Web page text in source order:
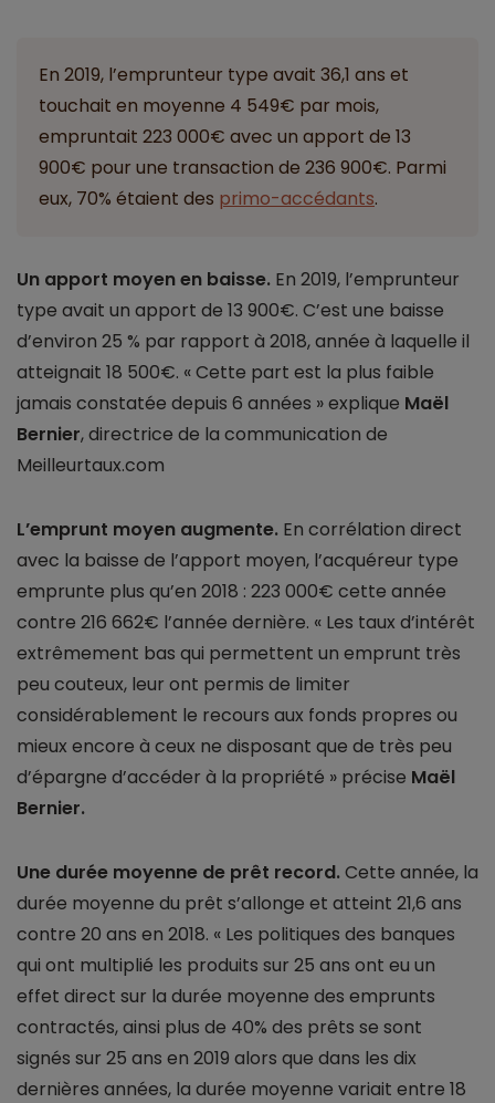
En 2019, l’emprunteur type avait 36,1 ans et
touchait en moyenne 4 549€ par mois,
empruntait 223 000€ avec un apport de 13
900€ pour une transaction de 236 900€. Parmi
eux, 70% étaient des primo-accédants.
Un apport moyen en baisse. En 2019, l’emprunteur
type avait un apport de 13 900€. C’est une baisse
d’environ 25 % par rapport à 2018, année à laquelle il
atteignait 18 500€. « Cette part est la plus faible
jamais constatée depuis 6 années » explique Maël
Bernier, directrice de la communication de
Meilleurtaux.com
L’emprunt moyen augmente. En corrélation direct
avec la baisse de l’apport moyen, l’acquéreur type
emprunte plus qu’en 2018 : 223 000€ cette année
contre 216 662€ l’année dernière. « Les taux d’intérêt
extrêmement bas qui permettent un emprunt très
peu couteux, leur ont permis de limiter
considérablement le recours aux fonds propres ou
mieux encore à ceux ne disposant que de très peu
d’épargne d’accéder à la propriété » précise Maël
Bernier.
Une durée moyenne de prêt record.Cette année, la
durée moyenne du prêt s’allonge et atteint 21,6 ans
contre 20 ans en 2018. « Les politiques des banques
qui ont multiplié les produits sur 25 ans ont eu un
effet direct sur la durée moyenne des emprunts
contractés, ainsi plus de 40% des prêts se sont
signés sur 25 ans en 2019 alors que dans les dix
dernières années, la durée moyenne variait entre 18